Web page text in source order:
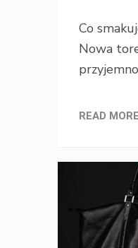
Co
Nowa
READ MORE